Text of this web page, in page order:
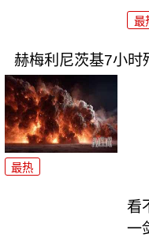
最
赫梅利尼茨基7小时
最热
看
一